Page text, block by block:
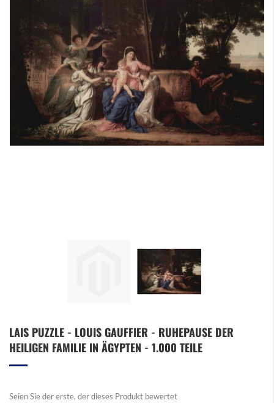
Anfang
der
LAIS PUZZLE - LOUIS GAUFFIER - RUHEPAUSE DER
HEILIGEN FAMILIE IN ÄGYPTEN - 1.000 TEILE
Seien Sie der erste, der dieses Produkt bewertet